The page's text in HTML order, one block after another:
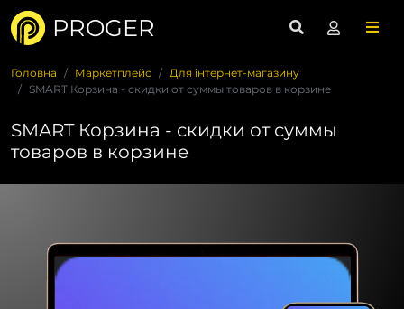
PROGER
Головна Маркетплейс
Для інтернет-магазину
SMART Корзина - скидки от суммы товаров в корзине
SMART Корзина - скидки от суммы
товаров в корзине